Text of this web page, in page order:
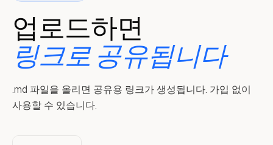
업로드하면
링크로 공유됩니다
.md 파일을 올리면 공유용 링크가 생성됩니다. 가입 없이
사용할 수 있습니다.